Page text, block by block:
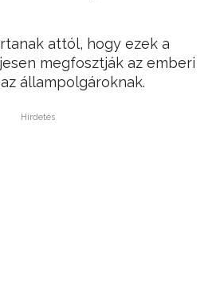
attól, hogy ezek a
megfosztják az emberi
állampolgároknak.
Hirdetés